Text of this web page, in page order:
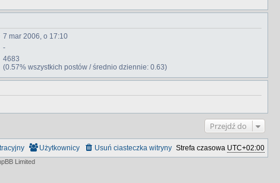
7 mar 2006, o 17:10
-
4683
(0.57% wszystkich postów / średnio dziennie: 0.63)
Przejdź do
Strefa czasowa UTC+02:00
Usuń ciasteczka witryny
Użytkownicy
Limited